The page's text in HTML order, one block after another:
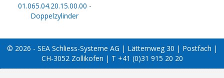
01.065.04.20.15.00.00 -
Doppelzylinder
© 2026 - SEA Schliess-Systeme AG | Lätternweg 30 | Postfach |
CH-3052 Zollikofen | T +41 (0)31 915 20 20